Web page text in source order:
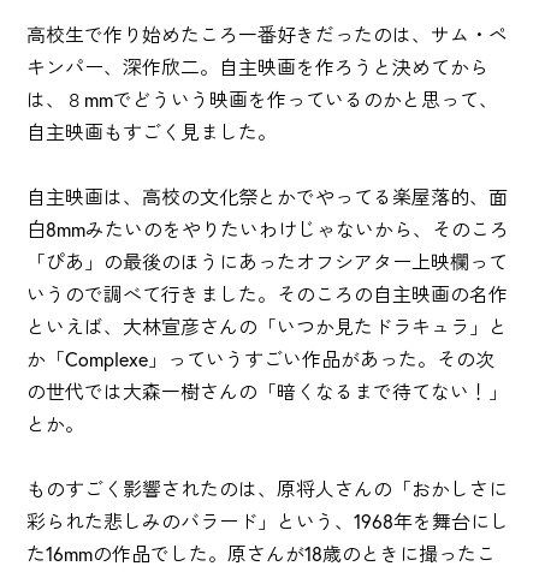
高校生で作り始めたころ一番好きだったのは、サム・ペ
キンパー、深作欣二。自主映画を作ろうと決めてから
は、８mmでどういう映画を作っているのかと思って、
自主映画もすごく見ました。
自主映画は、高校の文化祭とかでやってる楽屋落的、面
白8mmみたいのをやりたいわけじゃないから、そのころ
「ぴあ」の最後のほうにあったオフシアター上映欄って
いうので調べて行きました。そのころの自主映画の名作
といえば、大林宣彦さんの「いつか見たドラキュラ」と
か「Complexe」っていうすごい作品があった。その次
の世代では大森一樹さんの「暗くなるまで待てない！」
とか。
ものすごく影響されたのは、原将人さんの「おかしさに
彩られた悲しみのバラード」という、1968年を舞台にし
た16mmの作品でした。原さんが18歳のときに撮ったこ